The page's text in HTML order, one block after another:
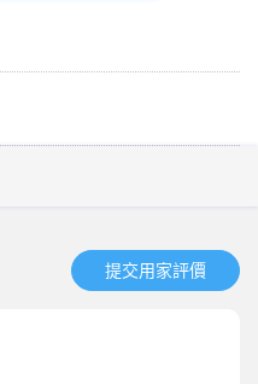
提交用家評價​